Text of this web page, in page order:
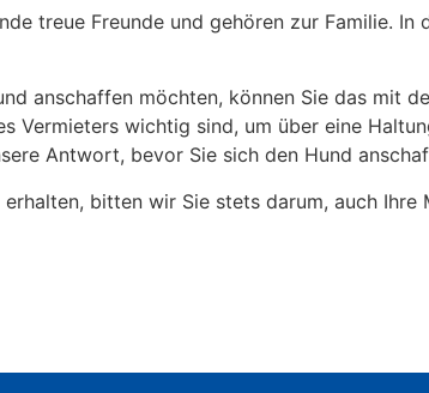
treue Freunde und gehören zur Familie.
anschaffen möchten, können Sie das mit
Vermieters wichtig sind, um über eine
Antwort, bevor Sie sich den Hund
erhalten, bitten wir Sie stets darum, auch